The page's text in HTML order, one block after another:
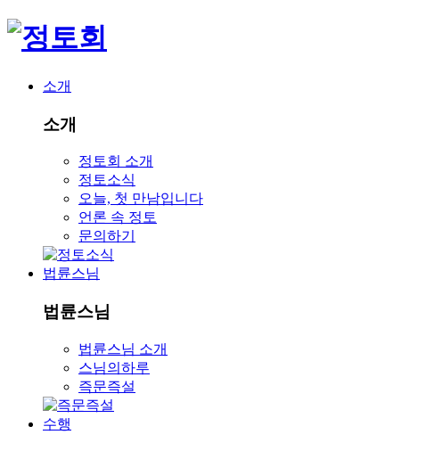
소개
소개
정토회 소개
정토소식
오늘, 첫 만남입니다
언론 속 정토
문의하기
법륜스님
법륜스님
법륜스님 소개
스님의하루
즉문즉설
수행